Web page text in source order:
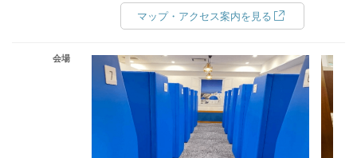
マップ・アクセス案内を見る
会場